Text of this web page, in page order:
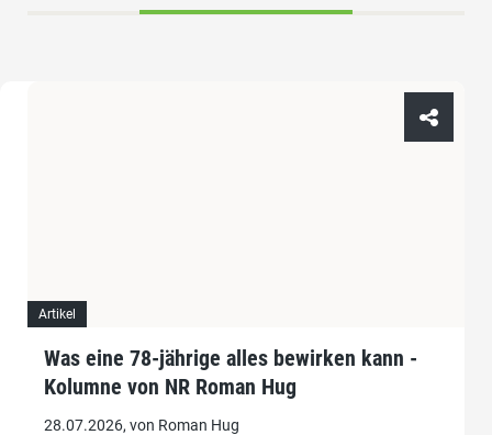
Artikel
Was eine 78-jährige alles bewirken kann -
Kolumne von NR Roman Hug
28.07.2026, von Roman Hug